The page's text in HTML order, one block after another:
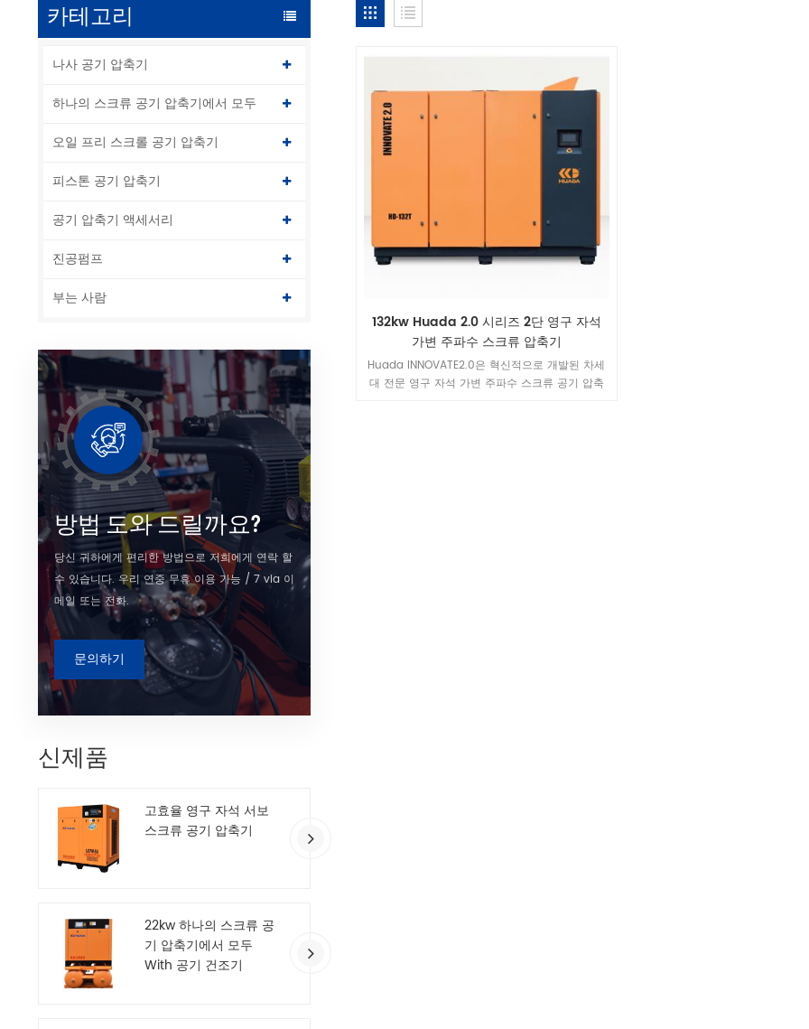
카테고리
나사 공기 압축기
하나의 스크류 공기 압축기에서 모두
오일 프리 스크롤 공기 압축기
피스톤 공기 압축기
공기 압축기 액세서리
진공펌프
부는 사람
방법 도와 드릴까요?
당신 귀하에게 편리한 방법으로 저희에게 연락 할
수 있습니다. 우리 연중 무휴 이용 가능 / 7 via 이
메일 또는 전화.
문의하기
신제품
고효율 영구 자석 서보
스크류 공기 압축기
22kw 하나의 스크류 공
기 압축기에서 모두
With 공기 건조기
132kw Huada 2.0 시리즈 2단 영구 자석
가변 주파수 스크류 압축기
Huada INNOVATE2.0은 혁신적으로 개발된 차세
대 전문 영구 자석 가변 주파수 스크류 공기 압축